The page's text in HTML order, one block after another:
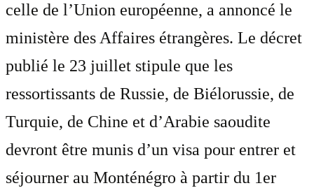
celle de l’Union européenne, a annoncé le
ministère des Affaires étrangères. Le décret
publié le 23 juillet stipule que les
ressortissants de Russie, de Biélorussie, de
Turquie, de Chine et d’Arabie saoudite
devront être munis d’un visa pour entrer et
séjourner au Monténégro à partir du 1er